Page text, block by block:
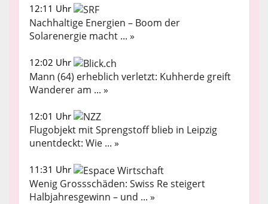
12:11 Uhr
Nachhaltige Energien – Boom der
Solarenergie macht ... »
12:02 Uhr
Mann (64) erheblich verletzt: Kuhherde greift
Wanderer am ... »
12:01 Uhr
Flugobjekt mit Sprengstoff blieb in Leipzig
unentdeckt: Wie ... »
11:31 Uhr
Wenig Grossschäden: Swiss Re steigert
Halbjahresgewinn – und ... »